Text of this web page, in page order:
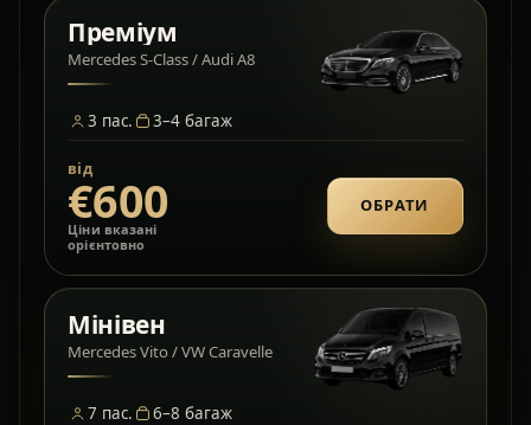
Преміум
Mercedes S-Class / Audi A8
3 пас. 3–4 багаж
від
€600
Ціни вказані
орієнтовно
ОБРАТИ
Мінівен
Mercedes Vito / VW Caravelle
7 пас. 6–8 багаж